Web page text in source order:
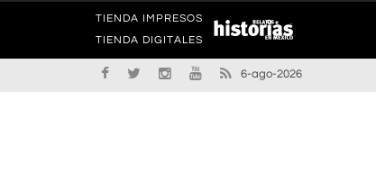
TIENDA IMPRESOS
TIENDA DIGITALES
6-ago-2026